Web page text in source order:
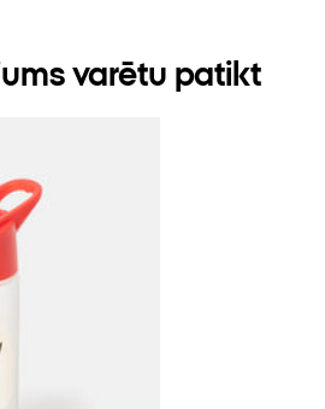
varētu patikt